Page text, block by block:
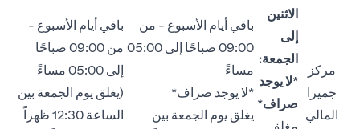
مركز
جميرا
المالي
الاثنين
إلى
الجمعة:
*لا يوجد
صراف*
باقي أيام الأسبوع - من
09:00 صباحًا إلى 05:00
مساءً
*لا يوجد صراف*
يغلق يوم الجمعة بين
باقي أيام الأسبوع -
من 09:00 صباحًا
إلى 05:00 مساءً
(يغلق يوم الجمعة بين
الساعة 12:30 ظهراً